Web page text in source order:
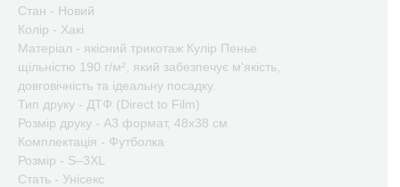
Стан - Новий
Колір - Хакі
Матеріал - якісний трикотаж Кулір Пенье
щільністю 190 г/м², який забезпечує м'якість,
довговічність та ідеальну посадку.
Тип друку - ДТФ (Direct to Film)
Розмір друку - А3 формат, 48х38 см
Комплектація - Футболка
Розмір - S–3XL
Стать - Унісекс